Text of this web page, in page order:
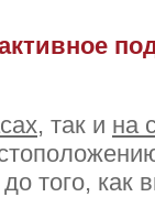
, так и на
того, как